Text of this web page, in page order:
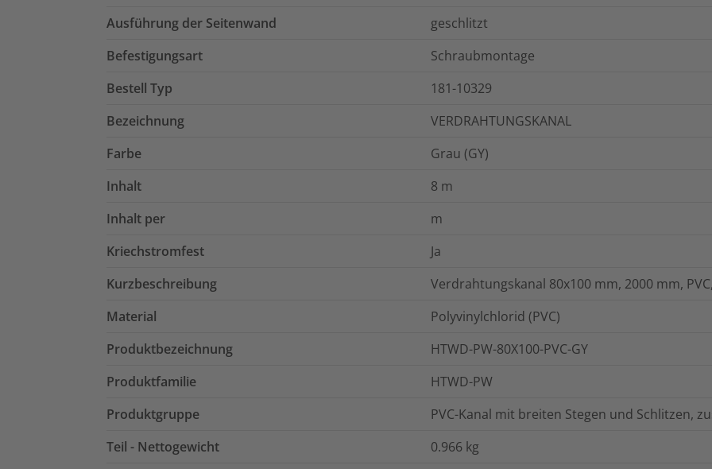
Ausführung der Seitenwand
geschlitzt
Befestigungsart
Schraubmontage
Bestell Typ
181-10329
Bezeichnung
VERDRAHTUNGSKANAL
Farbe
Grau (GY)
Inhalt
8 m
Inhalt per
m
Kriechstromfest
Ja
Kurzbeschreibung
Verdrahtungskanal 80x100 mm, 2000 mm,
Material
Polyvinylchlorid (PVC)
Produktbezeichnung
HTWD-PW-80X100-PVC-GY
Produktfamilie
HTWD-PW
Produktgruppe
PVC-Kanal mit breiten Stegen und Schlitzen,
Teil - Nettogewicht
0.966 kg